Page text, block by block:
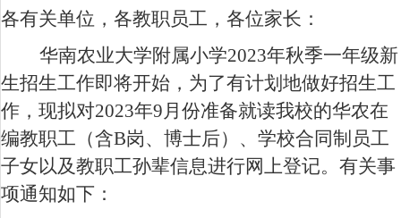
各有关单位，各教职员工，各位家长：
华南农业大学附属小学2023年秋季一年级新
生招生工作即将开始，为了有计划地做好招生工
作，现拟对2023年9 月份准备就读我校的华农在
编教职工（含B岗、博士后）、学校合同制员工
子女以及教职工孙辈信息进行网上登记。有关事
项通知如下：